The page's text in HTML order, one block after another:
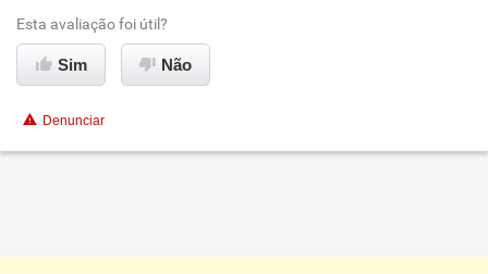
Benefícios
Esta avaliação foi útil?
Sim Não
Denunciar